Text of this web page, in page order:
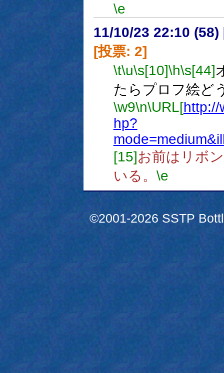
\e
11/10/23 22:10 (58)
[投票: 2]
\t\u\s[10]\h\s[44]
たらプロフ絵ど
\w9\n\URL[http://
hp?
[15]お前はリボ
いる。 \e
©2001-2026 SSTP